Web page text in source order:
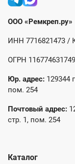
ООО «Ремкреп.ру»
ИНН 7716821473 /
ОГРН
Юр. адрес: 129344
пом. 254
Почтовый адрес:
стр. 1, пом. 254
Каталог